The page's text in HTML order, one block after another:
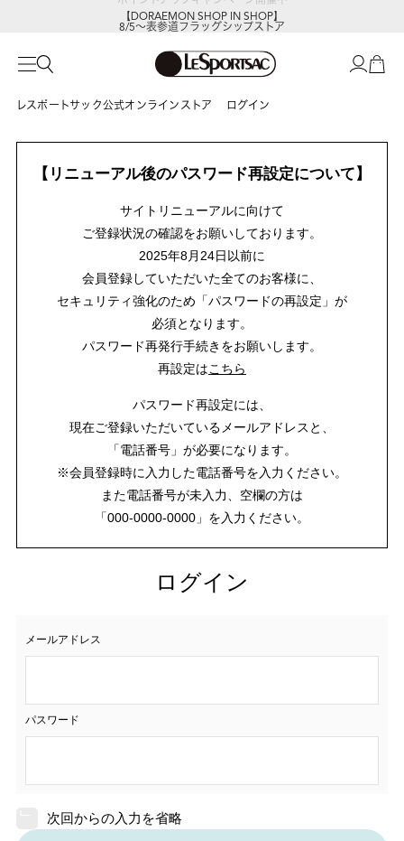
【DORAEMON SHOP IN SHOP】
8/5～表参道フラッグシップストア
レスポートサック公式オンラインストア ログイン
【リニューアル後のパスワード再設定について】
サイトリニューアルに向けて
ご登録状況の確認をお願いしております。
2025年8月24日以前に
会員登録していただいた全てのお客様に、
セキュリティ強化のため「パスワードの再設定」が
必須となります。
パスワード再発行手続きをお願いします。
再設定はこちら
パスワード再設定には、
現在ご登録いただいているメールアドレスと、
「電話番号」が必要になります。
※会員登録時に入力した電話番号を入力ください。
また電話番号が未入力、空欄の方は
「000-0000-0000」を入力ください。
ログイン
メールアドレス
パスワード
次回からの入力を省略